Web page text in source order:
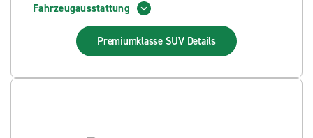
Fahrzeugausstattung
Premiumklasse SUV Details